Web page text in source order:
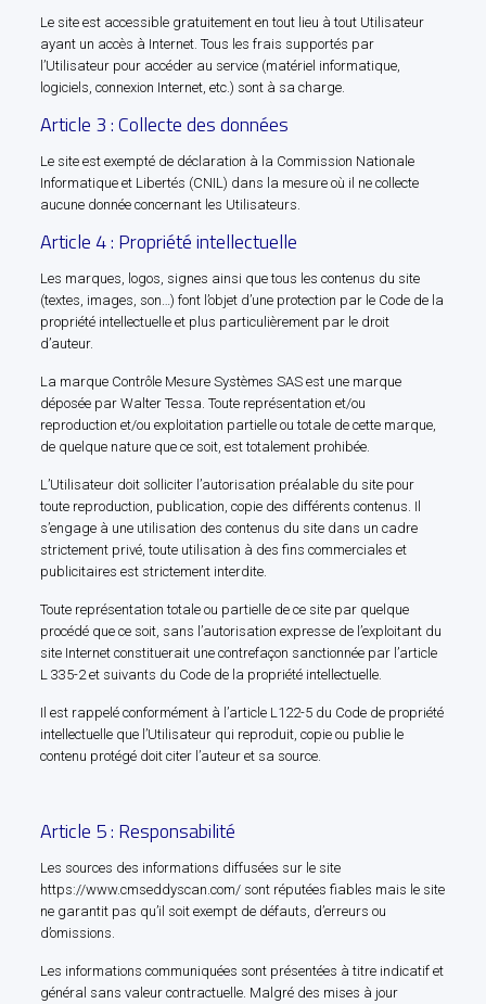
Le site est accessible gratuitement en tout lieu à tout Utilisateur
ayant un accès à Internet. Tous les frais supportés par
l’Utilisateur pour accéder au service (matériel informatique,
logiciels, connexion Internet, etc.) sont à sa charge.
Article 3 : Collecte des données
Le site est exempté de déclaration à la Commission Nationale
Informatique et Libertés (CNIL) dans la mesure où il ne collecte
aucune donnée concernant les Utilisateurs.
Article 4 : Propriété intellectuelle
Les marques, logos, signes ainsi que tous les contenus du site
(textes, images, son…) font l’objet d’une protection par le Code de la
propriété intellectuelle et plus particulièrement par le droit
d’auteur.
La marque Contrôle Mesure Systèmes SAS est une marque
déposée par Walter Tessa. Toute représentation et/ou
reproduction et/ou exploitation partielle ou totale de cette marque,
de quelque nature que ce soit, est totalement prohibée.
L’Utilisateur doit solliciter l’autorisation préalable du site pour
toute reproduction, publication, copie des différents contenus. Il
s’engage à une utilisation des contenus du site dans un cadre
strictement privé, toute utilisation à des fins commerciales et
publicitaires est strictement interdite.
Toute représentation totale ou partielle de ce site par quelque
procédé que ce soit, sans l’autorisation expresse de l’exploitant du
site Internet constituerait une contrefaçon sanctionnée par l’article
L 335-2 et suivants du Code de la propriété intellectuelle.
Il est rappelé conformément à l’article L122-5 du Code de propriété
intellectuelle que l’Utilisateur qui reproduit, copie ou publie le
contenu protégé doit citer l’auteur et sa source.
Article 5 : Responsabilité
Les sources des informations diffusées sur le site
https://www.cmseddyscan.com/ sont réputées fiables mais le site
ne garantit pas qu’il soit exempt de défauts, d’erreurs ou
d’omissions.
Les informations communiquées sont présentées à titre indicatif et
général sans valeur contractuelle. Malgré des mises à jour